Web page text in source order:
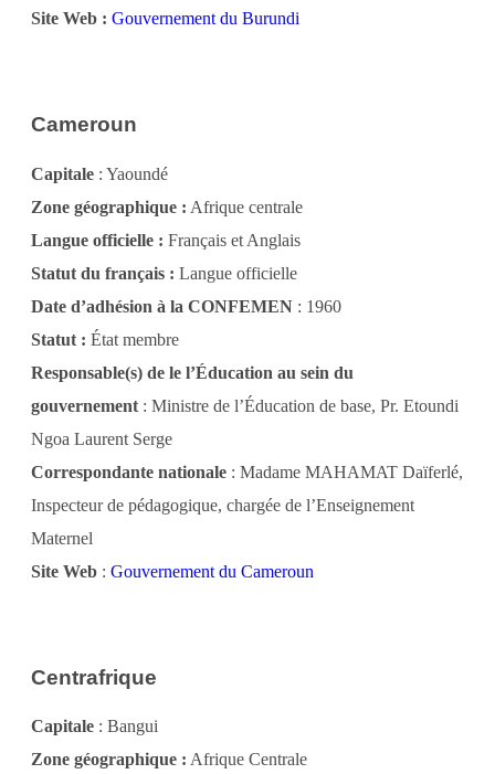
Site Web : Gouvernement du Burundi
Cameroun
Capitale : Yaoundé
Zone géographique : Afrique centrale
Langue officielle : Français et Anglais
Statut du français : Langue officielle
Date d’adhésion à la CONFEMEN : 1960
Statut : État membre
Responsable(s) de le l’Éducation au sein du
gouvernement : Ministre de l’Éducation de base, Pr. Etoundi
Ngoa Laurent Serge
Correspondante nationale : Madame MAHAMAT Daïferlé,
Inspecteur de pédagogique, chargée de l’Enseignement
Maternel
Site Web : Gouvernement du Cameroun
Centrafrique
Capitale : Bangui
Zone géographique : Afrique Centrale